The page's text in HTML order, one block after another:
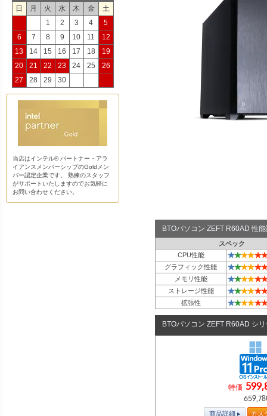
BTOパソコン ZEFT R60AD 性
スペック
CPU性能
★★★★★★
グラフィック性能 ★★★★★★
メモリ性能 ★★★★★★
ストレージ性能 ★★★★★★
拡張性 ★★★★★★
BTOパソコン ZEFT R60AD シ
特価
商品詳細 カス
日
月 火 水 木 金
土
1
2 3 4
5
6
7 8 9 10 11
12
13
14 15 16 17 18
19
20
21 22 23 24 25
26
27
28 29 30
当店はインテル® パートナー・アラ
イアンスメンバーシップのGoldメン
バー認定企業です。 熟練のスタッフ
がサポートいたしますのでお気軽に
お問い合わせください。